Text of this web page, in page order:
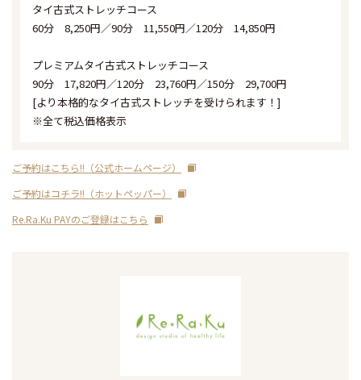
タイ古式ストレッチコース
60分 8,250円／90分 11,550円／120分 14,850円
プレミアムタイ古式ストレッチコース
90分 17,820円／120分 23,760円／150分 29,700円
[より本格的なタイ古式ストレッチを受けられます！]
※全て税込価格表示
ご予約はこちら!!（公式ホームページ）
ご予約はコチラ!!（ホットペッパー）
Re.Ra.Ku PAYのご登録はこちら